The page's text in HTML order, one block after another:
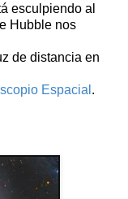
esculpiendo al
Hubble nos
de distancia en
Espacial .